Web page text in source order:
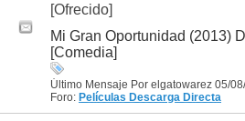
[Ofrecido]
Mi Gran Oportunidad (2013)
[Comedia]
Último Mensaje Por elgatowarez 05/
Foro: Películas Descarga Directa